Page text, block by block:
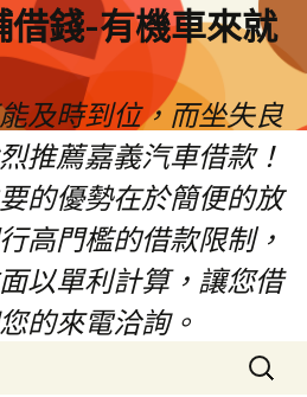
借錢-有機車來就
及時到位，而坐失良
推薦嘉義汽車借款！
的優勢在於簡便的放
高門檻的借款限制，
以單利計算，讓您借
的來電洽詢。
搜
尋